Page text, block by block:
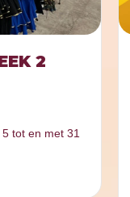
2
tot en met 31